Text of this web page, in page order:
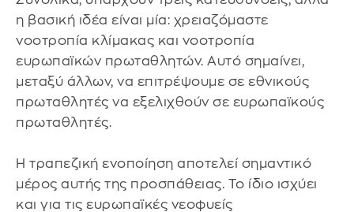
η βασική ιδέα είναι μία: χρειαζόμαστε
νοοτροπία κλίμακας και νοοτροπία
ευρωπαϊκών πρωταθλητών. Αυτό σημαίνει,
μεταξύ άλλων, να επιτρέψουμε σε εθνικούς
πρωταθλητές να εξελιχθούν σε ευρωπαϊκούς
πρωταθλητές.
Η τραπεζική ενοποίηση αποτελεί σημαντικό
μέρος αυτής της προσπάθειας. Το ίδιο ισχύει
και για τις ευρωπαϊκές νεοφυείς